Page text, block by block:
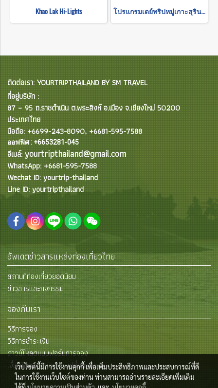
Khao Lak Hi-Lights โปรแกรมเดย์ทริปหมู่เกาะสุรินทร์ (รับส่งเฉพาะในเขาหลัก)
ติดต่อเรา: YOURTRIPTHAILAND BY SM TRAVEL
ที่อยู่บริษัท :
87 – 95 ถ.ราชดำเนิน ต.พระสิงห์ อ.เมือง จ.เชียงใหม่ 50200
ประเทศไทย
มือถือ: +6699-243-8090, +6681-595-7588
ออฟฟิศ : +6653281-045
อีเมล์: yourtripthailand@gmail.com
WhatsApp: +6681-595-7588
Wechat ID: yourtrip-thailand
Line ID: yourtripthailand
อัพเดตข่าวสารแหล่งท่องเที่ยวไทย
สถานที่ท่องเที่ยวยอดนิยม
ข่าวสารและกิจกรรม
จองกับเรา
วิธีการจอง
วิธีการชำระเงิน
ดาวน์โหลดแบบฟอร์มการจอง
เงื่อนไขการยกเลิกและเปลี่ยนแปลง
เว็บไซต์นี้มีการใช้งานคุกกี้ เพื่อเพิ่มประสิทธิภาพและประสบการณ์ที่ดี
ในการใช้งานเว็บไซต์ของท่าน ท่านสามารถอ่านรายละเอียดเพิ่มเติม